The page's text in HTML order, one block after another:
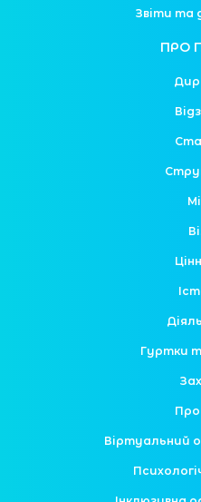
Звіти та
ПРО
Гуртки
Віртуальний